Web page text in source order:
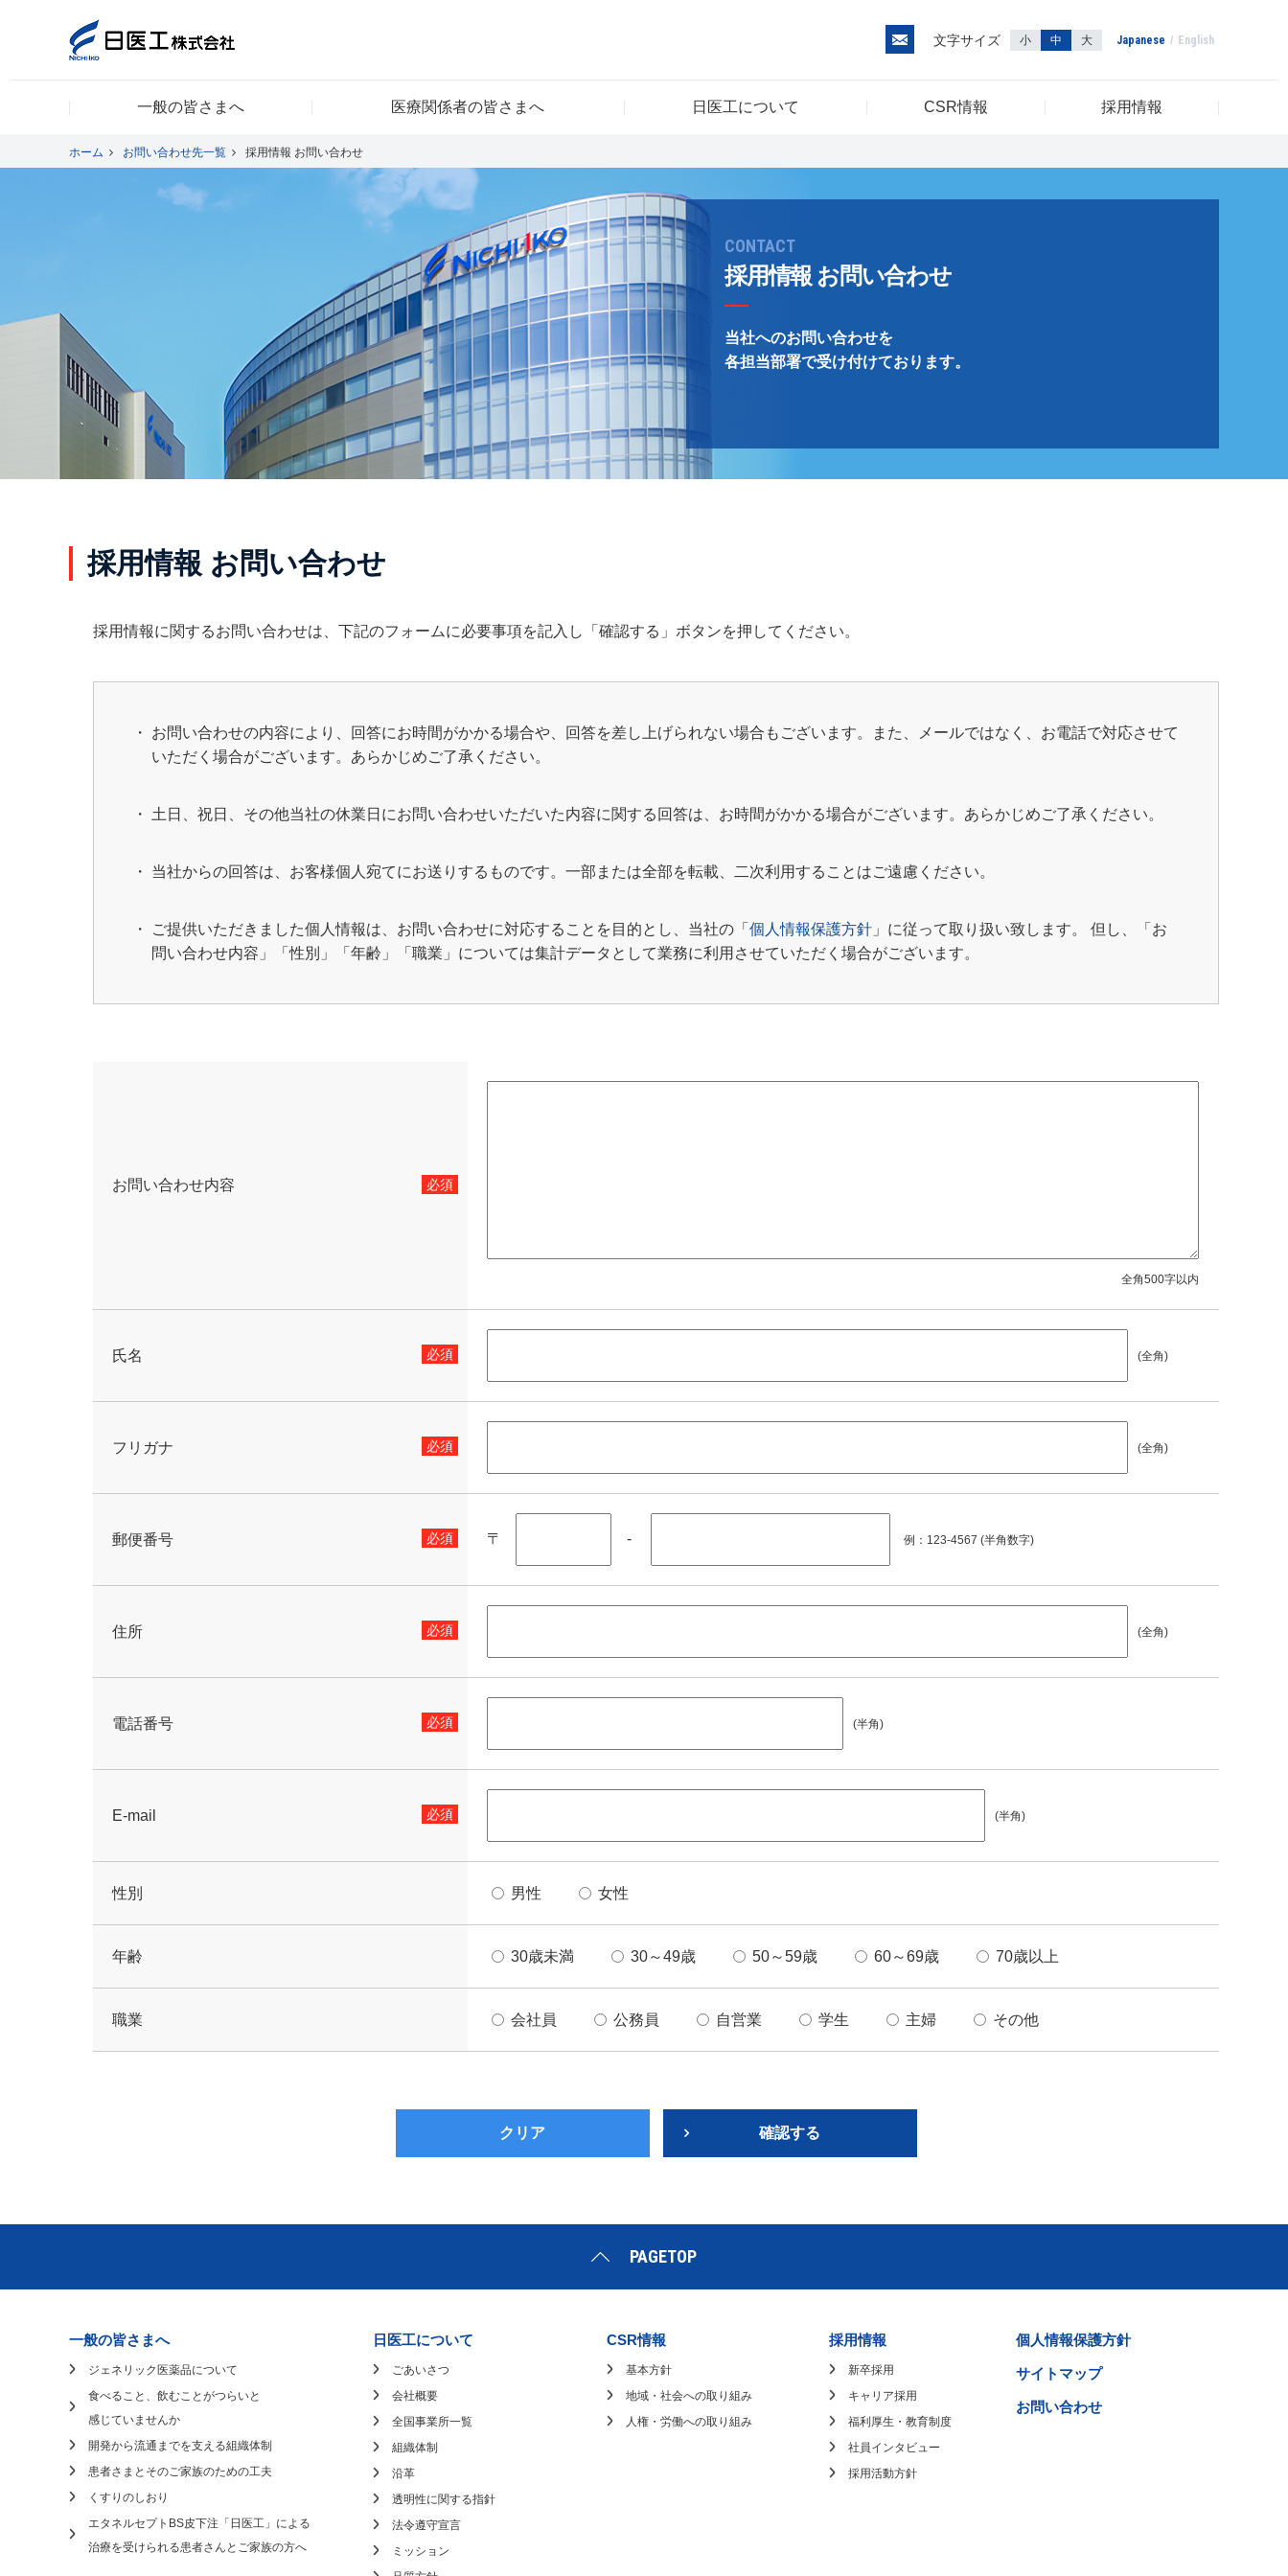
文字サイズ 小 中 大 Japanese English
一般の皆さまへ 医療関係者の皆さまへ 日医工について CSR情報
採用情報
医療関係者の皆さまへ
採用情報
Japanese English
ホーム お問い合わせ先一覧 採用情報 お問い合わせ
CONTACT
採用情報 お問い合わせ
当社へのお問い合わせを
各担当部署で受け付けております。
採用情報 お問い合わせ
採用情報に関するお問い合わせは、下記のフォームに必要事項を記入し「確認する」ボタンを押してください。
お問い合わせの内容により、回答にお時間がかかる場合や、回答を差し上げられない場合もございます。また、メールではなく、お電話で対応させて
いただく場合がございます。あらかじめご了承ください。
土日、祝日、その他当社の休業日にお問い合わせいただいた内容に関する回答は、お時間がかかる場合がございます。あらかじめご了承ください。
当社からの回答は、お客様個人宛てにお送りするものです。一部または全部を転載、二次利用することはご遠慮ください。
ご提供いただきました個人情報は、お問い合わせに対応することを目的とし、当社の「 個人情報保護方針 」に従って取り扱い致します。 但し、「お
問い合わせ内容」「性別」「年齢」「職業」については集計データとして業務に利用させていただく場合がございます。
お問い合わせ内容 必須
全角500字以内
氏名 必須 (全角)
フリガナ 必須 (全角)
郵便番号 必須 〒 - 例：123-4567 (半角数字)
住所 必須 (全角)
電話番号 必須 (半角)
E-mail 必須 (半角)
性別 男性 女性
年齢 30歳未満 30～49歳 50～59歳 60～69歳 70歳以上
職業 会社員 公務員 自営業 学生 主婦 その他
クリア 確認する
PAGETOP
一般の皆さまへ
ジェネリック医薬品について
食べること、飲むことがつらいと
感じていませんか
開発から流通までを支える組織体制
患者さまとそのご家族のための工夫
くすりのしおり
エタネルセプトBS皮下注「日医工」による
治療を受けられる患者さんとご家族の方へ
日医工について
ごあいさつ
会社概要
全国事業所一覧
組織体制
沿革
透明性に関する指針
法令遵守宣言
ミッション
CSR情報
基本方針
地域・社会への取り組み
人権・労働への取り組み
採用情報
新卒採用
キャリア採用
福利厚生・教育制度
社員インタビュー
採用活動方針
個人情報保護方針
サイトマップ
お問い合わせ